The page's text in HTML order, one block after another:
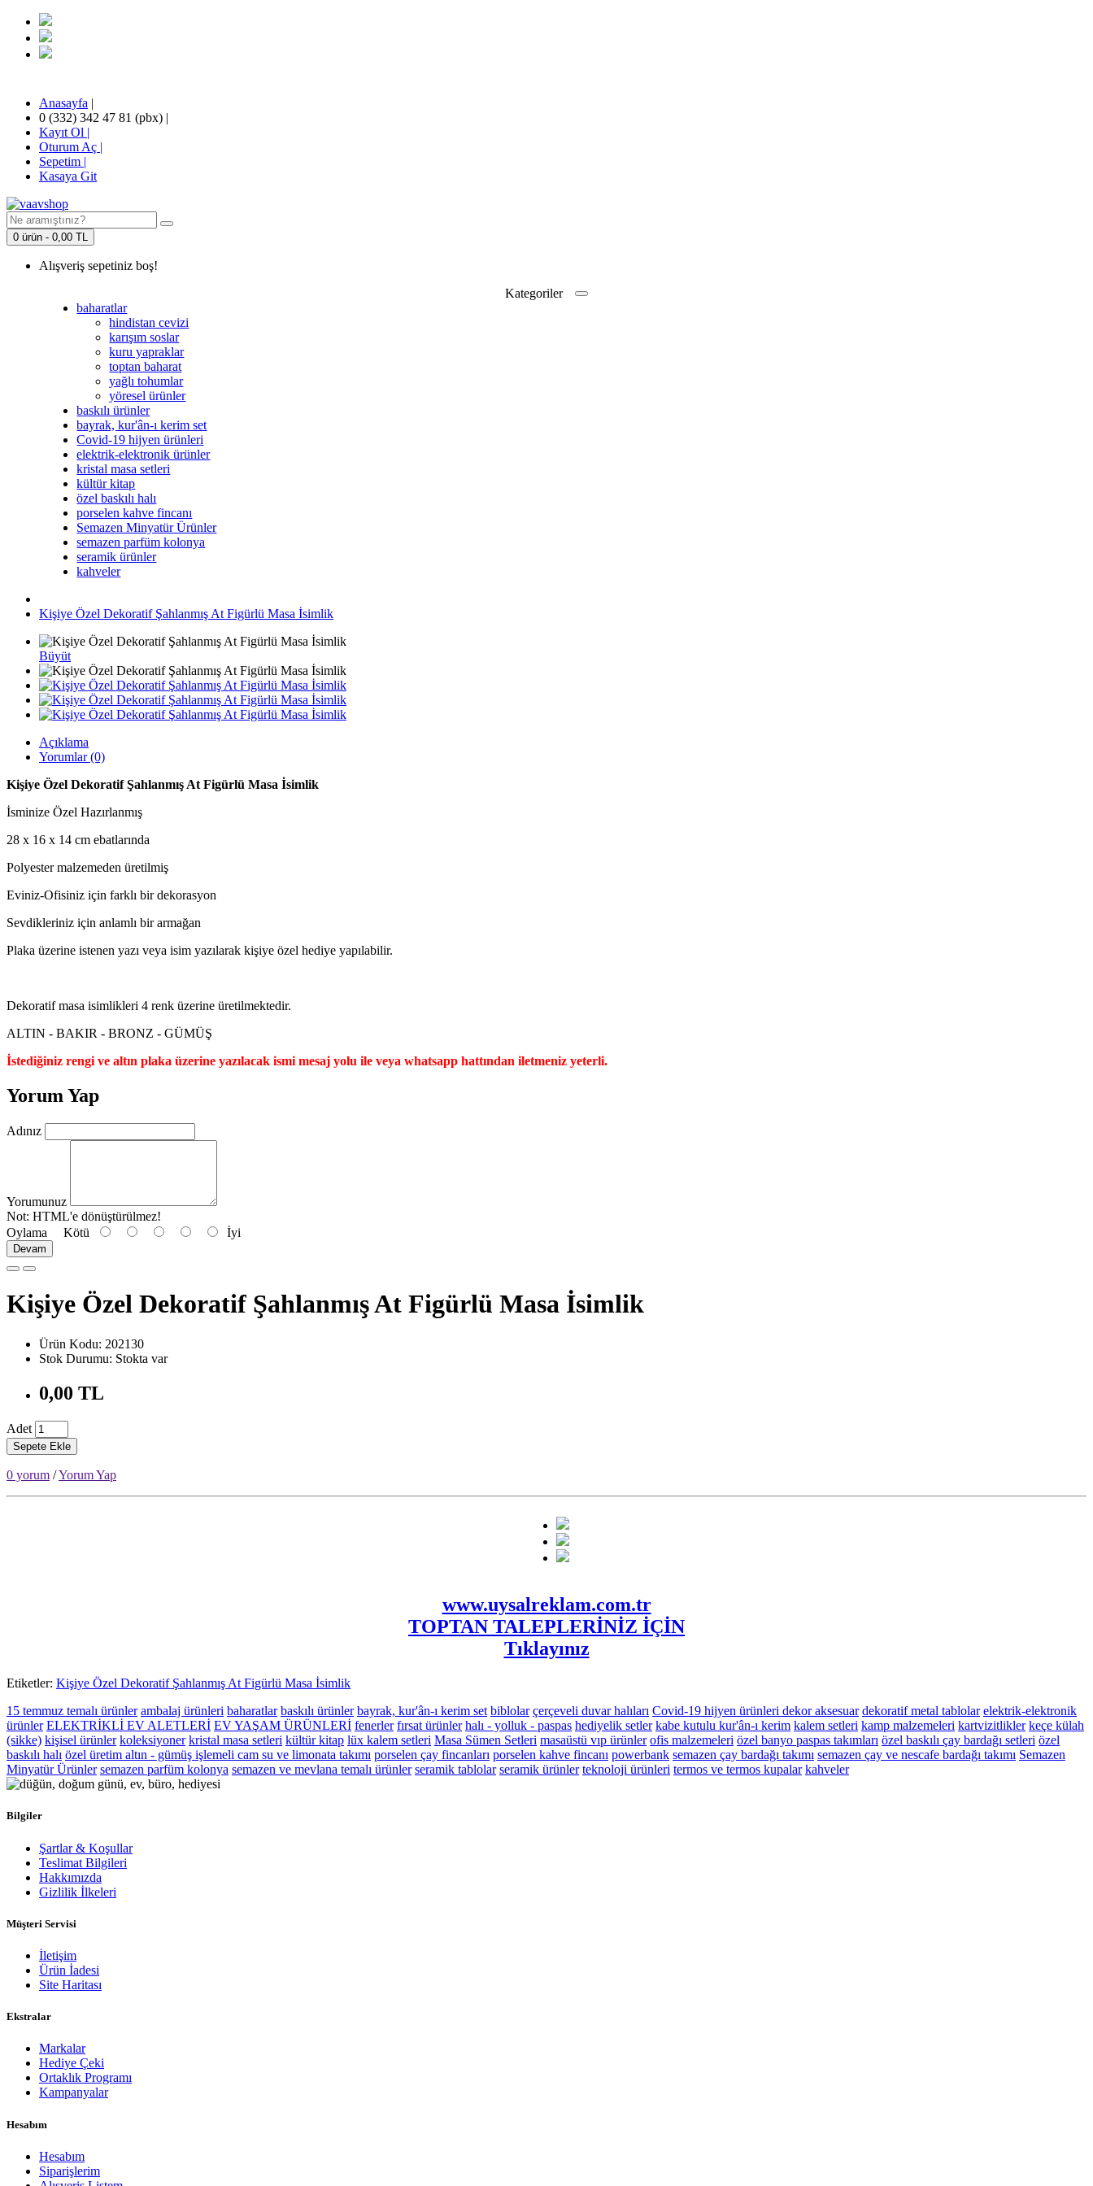
Anasayfa |
0 (332) 342 47 81 (pbx) |
Kayıt Ol |
Oturum Aç |
Sepetim |
Kasaya Git
0 ürün - 0,00 TL
Alışveriş sepetiniz boş!
Kategoriler
baharatlar
hindistan cevizi
karışım soslar
kuru yapraklar
toptan baharat
yağlı tohumlar
yöresel ürünler
baskılı ürünler
bayrak, kur'ân-ı kerim set
Covid-19 hijyen ürünleri
elektrik-elektronik ürünler
kristal masa setleri
kültür kitap
özel baskılı halı
porselen kahve fincanı
Semazen Minyatür Ürünler
semazen parfüm kolonya
seramik ürünler
kahveler
Kişiye Özel Dekoratif Şahlanmış At Figürlü Masa İsimlik
Büyüt
Açıklama
Yorumlar (0)
Kişiye Özel Dekoratif Şahlanmış At Figürlü Masa İsimlik
İsminize Özel Hazırlanmış
28 x 16 x 14 cm ebatlarında
Polyester malzemeden üretilmiş
Eviniz-Ofisiniz için farklı bir dekorasyon
Sevdikleriniz için anlamlı bir armağan
Plaka üzerine istenen yazı veya isim yazılarak kişiye özel hediye yapılabilir.
Dekoratif masa isimlikleri 4 renk üzerine üretilmektedir.
ALTIN - BAKIR - BRONZ - GÜMÜŞ
İstediğiniz rengi ve altın plaka üzerine yazılacak ismi mesaj yolu ile veya whatsapp hattından iletmeniz yeterli.
Yorum Yap
Adınız
Yorumunuz
Not: HTML'e dönüştürülmez!
Oylama Kötü İyi
Devam
Kişiye Özel Dekoratif Şahlanmış At Figürlü Masa İsimlik
Ürün Kodu: 202130
Stok Durumu: Stokta var
0,00 TL
Adet
Sepete Ekle
0 yorum /Yorum Yap
www.uysalreklam.com.tr
TOPTAN TALEPLERİNİZ İÇİN
Tıklayınız
Etiketler: Kişiye Özel Dekoratif Şahlanmış At Figürlü Masa İsimlik
15 temmuz temalı ürünler ambalaj ürünleri baharatlar baskılı ürünler bayrak, kur'ân-ı kerim set biblolar çerçeveli duvar halıları Covid-19 hijyen ürünleri dekor aksesuar dekoratif metal tablolar elektrik-elektronik
ürünler ELEKTRİKLİ EV ALETLERİ EV YAŞAM ÜRÜNLERİ fenerler fırsat ürünler halı - yolluk - paspas hediyelik setler kabe kutulu kur'ân-ı kerim kalem setleri kamp malzemeleri kartvizitlikler keçe külah
(sikke) kişisel ürünler koleksiyoner kristal masa setleri kültür kitap lüx kalem setleri Masa Sümen Setleri masaüstü vıp ürünler ofis malzemeleri özel banyo paspas takımları özel baskılı çay bardağı setleri özel
baskılı halı özel üretim altın - gümüş işlemeli cam su ve limonata takımı porselen çay fincanları porselen kahve fincanı powerbank semazen çay bardağı takımı semazen çay ve nescafe bardağı takımı Semazen
Minyatür Ürünler semazen parfüm kolonya semazen ve mevlana temalı ürünler seramik tablolar seramik ürünler teknoloji ürünleri termos ve termos kupalar kahveler
Bilgiler
Şartlar & Koşullar
Teslimat Bilgileri
Hakkımızda
Gizlilik İlkeleri
Müşteri Servisi
İletişim
Ürün İadesi
Site Haritası
Ekstralar
Markalar
Hediye Çeki
Ortaklık Programı
Kampanyalar
Hesabım
Hesabım
Siparişlerim